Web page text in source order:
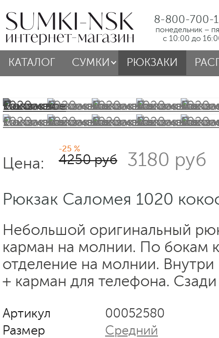
8-800-700-
понедельник –
с 10:00 до
КАТАЛОГ СУМКИ РЮКЗАКИ
Цена:
-25 %
4250 руб 3180 руб
Рюкзак Саломея 1020
Небольшой оригинальный
карман на молнии. По бокам
отделение на молнии.
+ карман для телефона.
Артикул
00052580
Размер
Средний